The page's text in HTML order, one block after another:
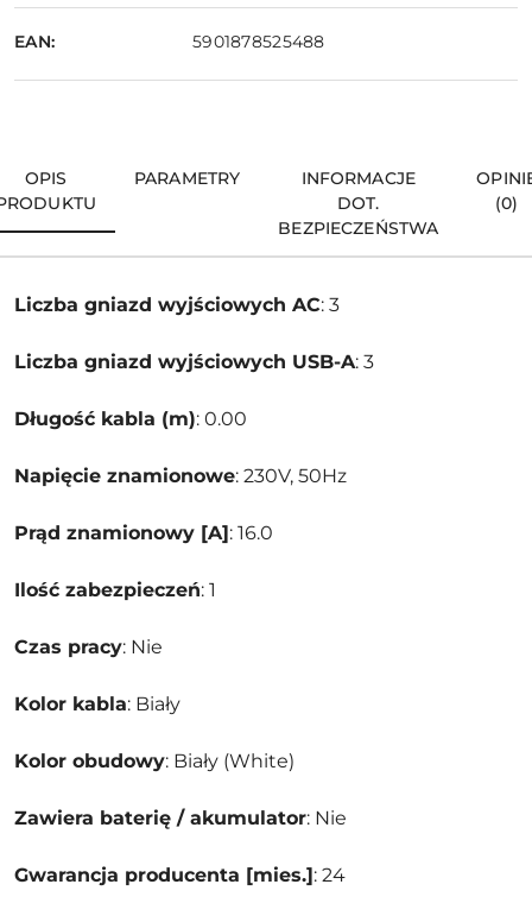
EAN: 5901878525488
OPIS
PARAMETRY
INFORMACJE
DOT.
BEZPIECZEŃSTWA
(0)
Liczba gniazd wyjściowych AC: 3
Liczba gniazd wyjściowych USB-A: 3
Długość kabla (m): 0.00
Napięcie znamionowe: 230V, 50Hz
Prąd znamionowy [A]: 16.0
Ilość zabezpieczeń: 1
Czas pracy: Nie
Kolor kabla: Biały
Kolor obudowy: Biały (White)
Zawiera baterię / akumulator: Nie
Gwarancja producenta [mies.]: 24